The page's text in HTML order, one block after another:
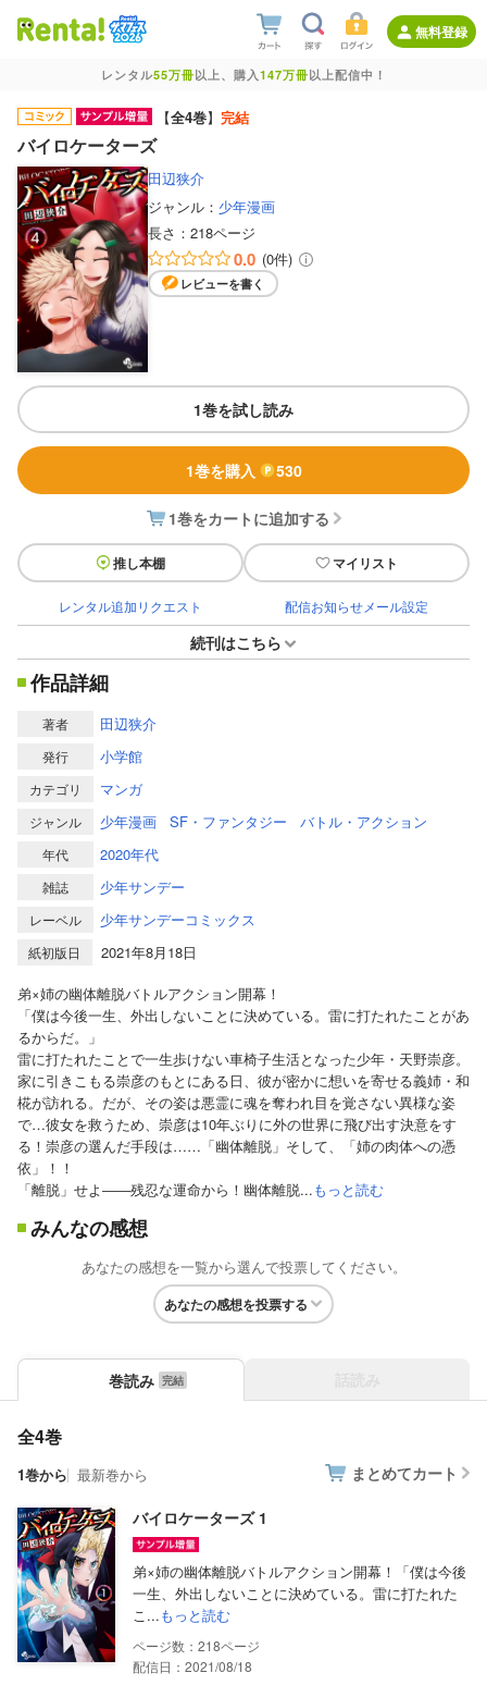
無料登録
レンタル55万冊以上、購入147万冊以上配信中！
【全4巻】 完結
バイロケーターズ
田辺狭介
ジャンル： 少年漫画
長さ： 218ページ
0.0 (0件)
レビューを書く
1巻を試し読み
1巻を購入 530
1巻をカートに追加する
推し本棚 マイリスト
レンタル追加リクエスト 配信お知らせメール設定
続刊はこちら
作品詳細
著者 田辺狭介
発行 小学館
カテゴリ マンガ
ジャンル 少年漫画 SF・ファンタジー バトル・アクション
年代 2020年代
雑誌 少年サンデー
レーベル 少年サンデーコミックス
紙初版日
2021年8月18日
弟×姉の幽体離脱バトルアクション開幕！
「僕は今後一生、外出しないことに決めている。雷に打たれたことがあ
るからだ。」
雷に打たれたことで一生歩けない車椅子生活となった少年・天野崇彦。
家に引きこもる崇彦のもとにある日、彼が密かに想いを寄せる義姉・和
椛が訪れる。だが、その姿は悪霊に魂を奪われ目を覚さない異様な姿
で…彼女を救うため、崇彦は10年ぶりに外の世界に飛び出す決意をす
る！崇彦の選んだ手段は……「幽体離脱」そして、「姉の肉体への憑
依」！！
「離脱」せよ――残忍な運命から！幽体離脱...もっと読む
みんなの感想
あなたの感想を一覧から選んで投票してください。
あなたの感想を投票する
巻読み
全4巻
1巻から 最新巻から まとめてカート
バイロケーターズ 1
弟×姉の幽体離脱バトルアクション開幕！「僕は今後
一生、外出しないことに決めている。雷に打たれた
こ...もっと読む
218
配信日：2021/08/18